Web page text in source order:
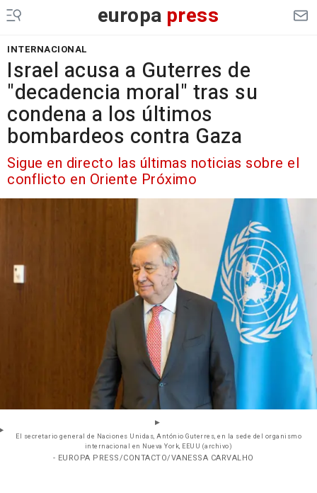
europa press
INTERNACIONAL
Israel acusa a Guterres de
"decadencia moral" tras su
condena a los últimos
bombardeos contra Gaza
Sigue en directo las últimas noticias sobre el
conflicto en Oriente Próximo
El secretario general de Naciones Unidas, António Guterres, en la sede del organismo
internacional en Nueva York, EEUU (archivo)
- EUROPA PRESS/CONTACTO/VANESSA CARVALHO